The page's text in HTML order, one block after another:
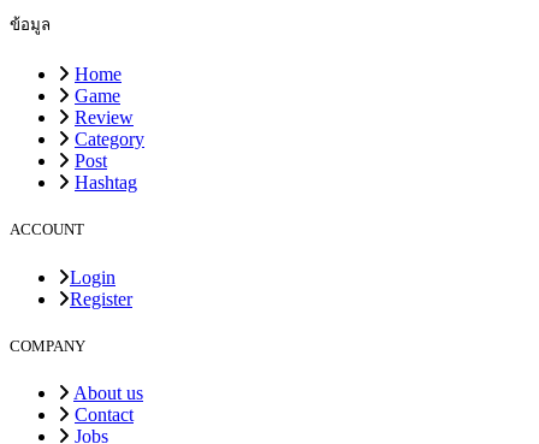
ข้อมูล
Home
Game
Review
Category
Post
Hashtag
ACCOUNT
Login
Register
COMPANY
About us
Contact
Jobs